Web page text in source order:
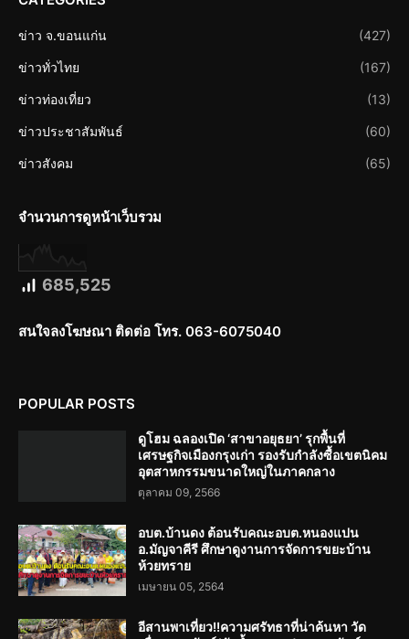
ข่าว จ.ขอนแก่น (427)
ข่าวทั่วไทย (167)
ข่าวท่องเที่ยว (13)
ข่าวประชาสัมพันธ์ (60)
ข่าวสังคม (65)
จำนวนการดูหน้าเว็บรวม
685,525
สนใจลงโฆษณา ติดต่อ โทร. 063-6075040
POPULAR POSTS
ดูโฮม ฉลองเปิด ‘สาขาอยุธยา’ รุกพื้นที่
เศรษฐกิจเมืองกรุงเก่า รองรับกำลังซื้อเขตนิคม
อุตสาหกรรมขนาดใหญ่ในภาคกลาง
ตุลาคม 09, 2566
อบต.บ้านดง ต้อนรับคณะอบต.หนองแปน
อ.มัญจาคีรี ศึกษาดูงานการจัดการขยะบ้าน
ห้วยทราย
เมษายน 05, 2564
อีสานพาเที่ยว!!ความศรัทธาที่น่าค้นหา วัด